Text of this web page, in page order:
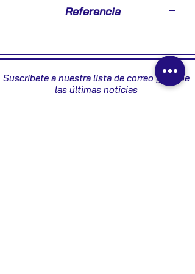
Referencia
Suscribete a nuestra lista de correo y recibe
las últimas noticias